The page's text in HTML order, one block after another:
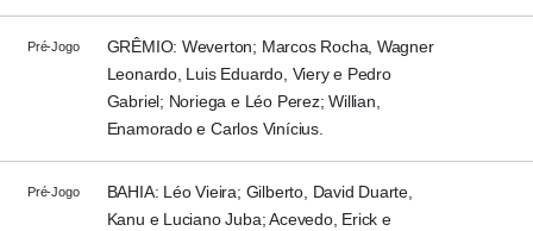
Pré-Jogo
GRÊMIO: Weverton; Marcos Rocha, Wagner
Leonardo, Luis Eduardo, Viery e Pedro
Gabriel; Noriega e Léo Perez; Willian,
Enamorado e Carlos Vinícius.
Pré-Jogo
BAHIA: Léo Vieira; Gilberto, David Duarte,
Kanu e Luciano Juba; Acevedo, Erick e